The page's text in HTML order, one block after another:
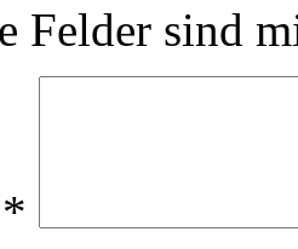
Felder sind
*